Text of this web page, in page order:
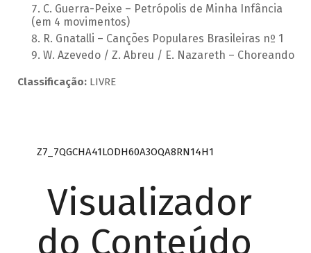
C. Guerra-Peixe – Petrópolis de Minha Infância
(em 4 movimentos)
R. Gnatalli – Canções Populares Brasileiras nº 1
W. Azevedo / Z. Abreu / E. Nazareth – Choreando
Classificação:LIVRE
Z7_7QGCHA41LODH60A3OQA8RN14H1
Visualizador
do Conteúdo